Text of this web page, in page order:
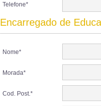
Telefone*
Encarregado de
Nome*
Morada*
Cod. Post.*